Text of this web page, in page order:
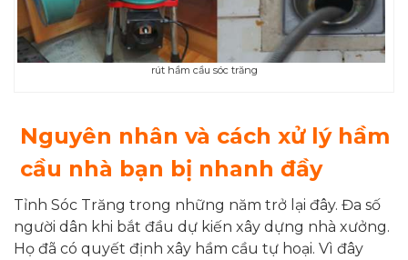
rút hầm cầu sóc trăng
Nguyên nhân và cách xử lý hầm
cầu nhà bạn bị nhanh đầy
Tỉnh Sóc Trăng trong những năm trở lại đây. Đa số
người dân khi bắt đầu dự kiến xây dựng nhà xưởng.
Họ đã có quyết định xây hầm cầu tự hoại. Vì đây